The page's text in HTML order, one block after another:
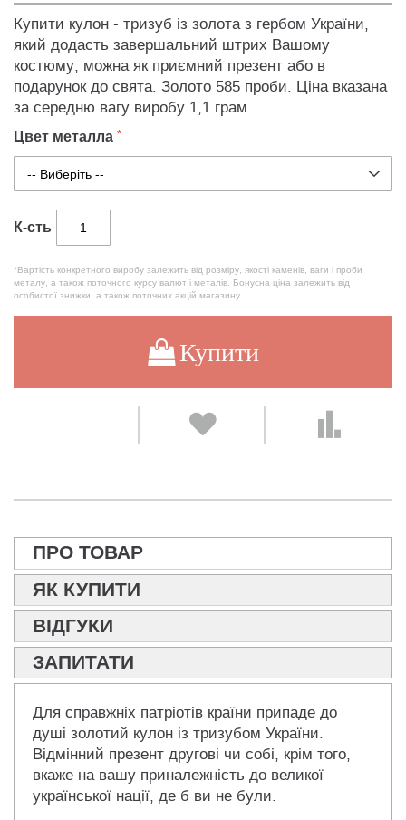
Купити кулон - тризуб із золота з гербом України,
який додасть завершальний штрих Вашому
костюму, можна як приємний презент або в
подарунок до свята. Золото 585 проби. Ціна вказана
за середню вагу виробу 1,1 грам.
Цвет металла
К-сть
*Вартість конкретного виробу залежить від розміру, якості каменів, ваги і проби
металу, а також поточного курсу валют і металів. Бонусна ціна залежить від
особистої знижки, а також поточних акцій магазину.
Купити
ПРО ТОВАР
ЯК КУПИТИ
ВІДГУКИ
ЗАПИТАТИ
Для справжніх патріотів країни припаде до
душі золотий кулон із тризубом України.
Відмінний презент другові чи собі, крім того,
вкаже на вашу приналежність до великої
української нації, де б ви не були.